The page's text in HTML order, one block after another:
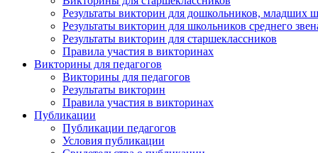
Результаты викторин для дошкольников, младших
Результаты викторин для школьников среднего
Результаты викторин для старшеклассников
Правила участия в викторинах
Викторины для педагогов
Викторины для педагогов
Результаты викторин
Правила участия в викторинах
Публикации
Публикации педагогов
Условия публикации